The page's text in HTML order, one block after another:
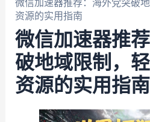
微信加速器推荐：海外党突破
资源的实用指南
微信加速器推
破地域限制，
资源的实用指南